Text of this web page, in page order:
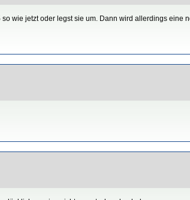
wie jetzt oder legst sie um. Dann wird allerdings eine